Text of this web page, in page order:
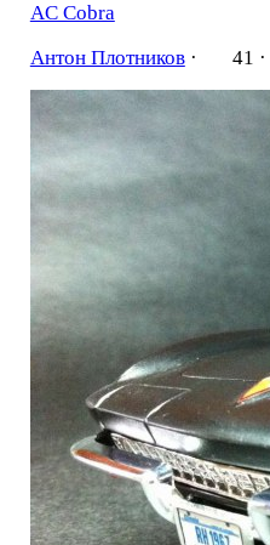
AC Cobra
Антон Плотников· 41 ·